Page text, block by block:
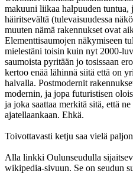
makuuni liikaa halpuuden
häiritsevältä (tulevaisuudessa
muuten nämä rakennukset ovat
Elementtisaumojen näkymiseen
mielestäni toisin kuin nyt 2000-
saumoista pyritään jo tosissaan
kertoo enää lähinnä siitä että on
halvalla. Postmodernit
modernin, ja jopa futuristisen
ja joka saattaa merkitä sitä, että
ajatellaankaan. Ehkä.
Toivottavasti ketju saa vielä
Alla linkki Oulunseudulla
wikipedia-sivuun. Se on seudun